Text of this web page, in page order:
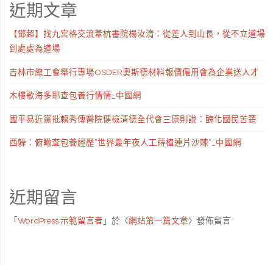
近期文章
【鄧超】找九宮格交流葦杭書院楊汝清：從差人到山長，從不立道場
到處處為道場
吉林市總工會舉行專場OSDER奧斯德材料報價僱用會為企業送人才
木樓歌海多耶查包養行情情_中國網
國平易近黨批賴秀傳醫院健檢清德全代會三原則說：醜化國民苦楚
西躲：俯瞰查包養經歷“世界最年夜人工蒔植連片沙棘”_中國網
近期留言
「 WordPress 示範留言者 」於〈網站第一篇文章〉發佈留言